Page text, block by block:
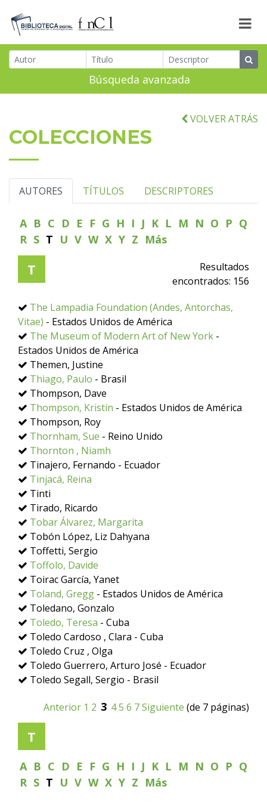
Búsqueda avanzada
VOLVER ATRÁS
COLECCIONES
AUTORES TÍTULOS DESCRIPTORES
A B C D E F G H I J K L M N O P Q
R S T U V W X Y Z Más
T
Resultados
encontrados: 156
The Lampadia Foundation (Andes, Antorchas,
Vitae) - Estados Unidos de América
The Museum of Modern Art of New York -
Estados Unidos de América
Themen, Justine
Thiago, Paulo - Brasil
Thompson, Dave
Thompson, Kristin - Estados Unidos de América
Thompson, Roy
Thornham, Sue - Reino Unido
Thornton , Niamh
Tinajero, Fernando - Ecuador
Tinjacá, Reina
Tinti
Tirado, Ricardo
Tobar Álvarez, Margarita
Tobón López, Liz Dahyana
Toffetti, Sergio
Toffolo, Davide
Toirac García, Yanet
Toland, Gregg - Estados Unidos de América
Toledano, Gonzalo
Toledo, Teresa - Cuba
Toledo Cardoso , Clara - Cuba
Toledo Cruz , Olga
Toledo Guerrero, Arturo José - Ecuador
Toledo Segall, Sergio - Brasil
Anterior 1 2 3 45 6 7Siguiente (de 7 páginas)
T
A B C D E F G H I J K L M N O P Q
R S T U V W X Y Z Más